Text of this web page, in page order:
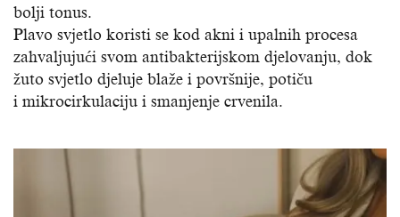
bolji tonus.
Plavo svjetlo koristi se kod akni i upalnih procesa
zahvaljujući svom antibakterijskom djelovanju, dok
žuto svjetlo djeluje blaže i površnije, potiču
i mikrocirkulaciju i smanjenje crvenila.